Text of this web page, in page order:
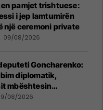
pamjet trishtuese:
i jep lamtumirën
një ceremoni private
09/08/2026
Goncharenko:
diplomatik,
mbështesin
e Kosovës
08/2026